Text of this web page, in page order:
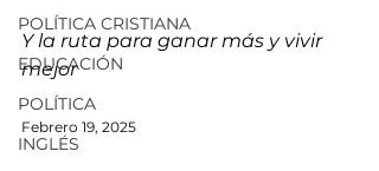
POLÍTICA CRISTIANA
EDUCACIÓN
POLÍTICA
INGLÉS
Y la ruta para ganar más y vivir
mejor
Febrero 19, 2025